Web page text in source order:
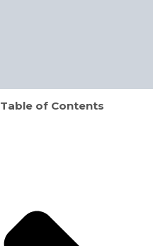
Table of Contents